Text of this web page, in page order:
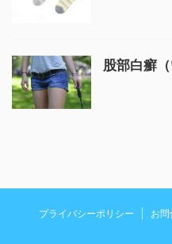
股部白癬
プライバシーポリシー お問